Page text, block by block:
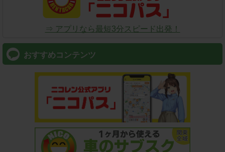
⇒ アプリなら最短3分スピード出発！
おすすめコンテンツ